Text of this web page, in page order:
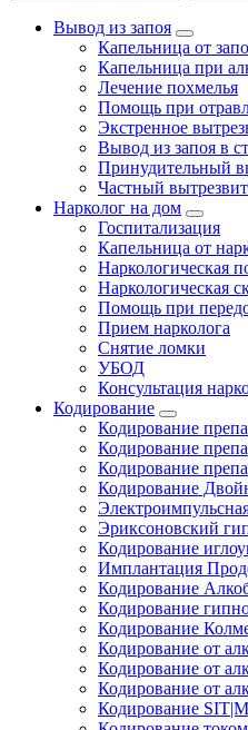
Вывод из запоя
Капельница от
Капельница при
Лечение похмелья
Помощь при
Экстренное
Вывод из запоя в
Принудительный
Частный
Нарколог на дом
Госпитализация
Капельница от
Наркологическая
Наркологическая
Помощь при
Прием нарколога
Снятие ломки
УБОД
Консультация
Кодирование
Кодирование
Кодирование
Кодирование
Кодирование
Эриксоновский
Кодирование
Имплантация
Кодирование
Кодирование
Кодирование
Кодирование от
Кодирование от
Кодирование от
Кодирование